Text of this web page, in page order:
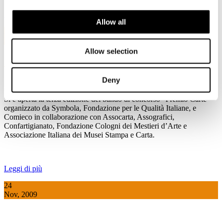
Allow all
Allow selection
Deny
Dic, 2009
Bando Premio Carte 2010
Si è aperta la terza edizione del bando di concorso “Premio Carte”
organizzato da Symbola, Fondazione per le Qualità Italiane, e
Comieco in collaborazione con Assocarta, Assografici,
Confartigianato, Fondazione Cologni dei Mestieri d’Arte e
Associazione Italiana dei Musei Stampa e Carta.
Leggi di più
24
Nov, 2009